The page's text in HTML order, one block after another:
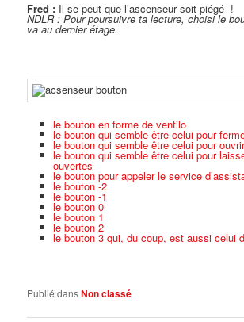
Fred : Il se peut que l’ascenseur soit piégé !
NDLR : Pour poursuivre ta lecture, choisi le
va au dernier étage.
le bouton en forme de ventilo
le bouton qui semble être celui pour
le bouton qui semble être celui pour
le bouton qui semble être celui pour
ouvertes
le bouton pour appeler le service
le bouton -2
le bouton -1
le bouton 0
le bouton 1
le bouton 2
le bouton 3 qui, du coup, est aussi celui
Publié dansNon classé